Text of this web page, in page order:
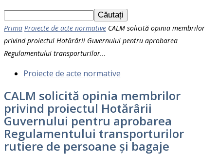
Prima Proiecte de acte normative CALM solicită opinia membrilor
privind proiectul Hotărârii Guvernului pentru aprobarea
Regulamentului transporturilor...
Proiecte de acte normative
CALM solicită opinia membrilor
privind proiectul Hotărârii
Guvernului pentru aprobarea
Regulamentului transporturilor
rutiere de persoane și bagaje